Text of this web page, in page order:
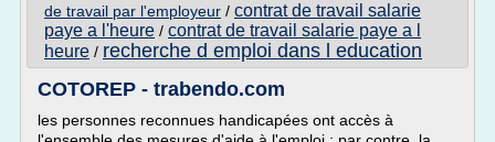
de travail par l'employeur / contrat de travail salarie
paye a l'heure / contrat de travail salarie paye a l
heure / recherche d emploi dans l education
COTOREP - trabendo.com
les personnes reconnues handicapées ont accès à